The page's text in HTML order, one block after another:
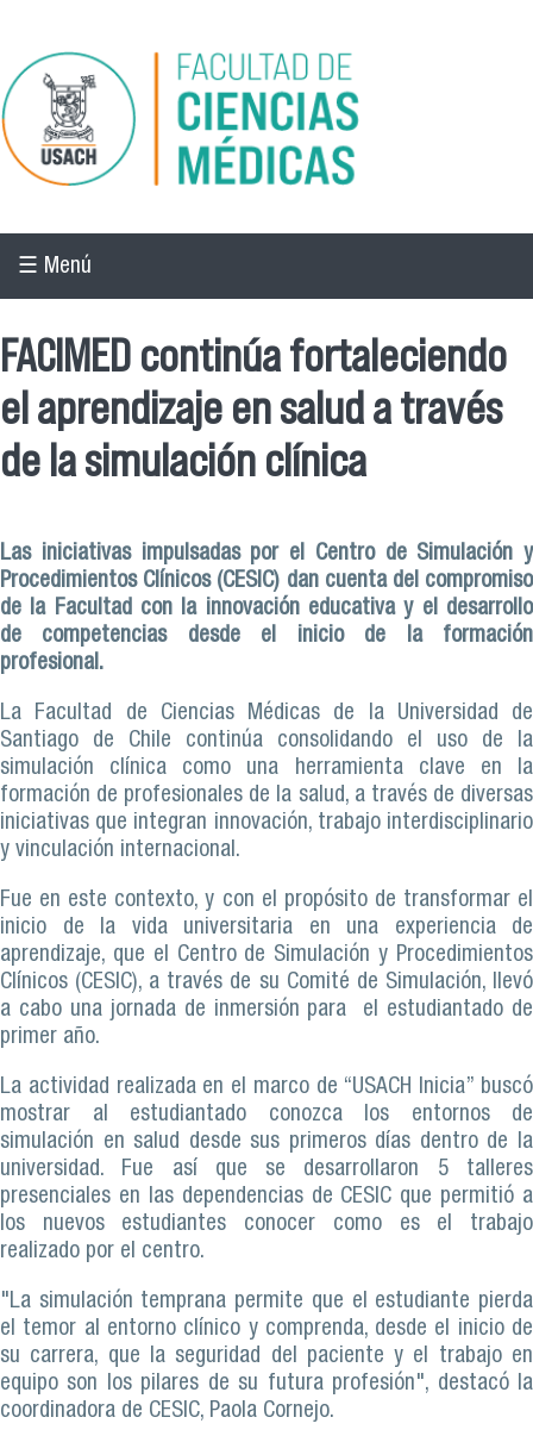
Pasar al contenido principal
☰ Menú
FACIMED continúa fortaleciendo
el aprendizaje en salud a través
de la simulación clínica
Las iniciativas impulsadas por el Centro de Simulación y
Procedimientos Clínicos (CESIC) dan cuenta del compromiso
de la Facultad con la innovación educativa y el desarrollo
de competencias desde el inicio de la formación
profesional.
La Facultad de Ciencias Médicas de la Universidad de
Santiago de Chile continúa consolidando el uso de la
simulación clínica como una herramienta clave en la
formación de profesionales de la salud, a través de diversas
iniciativas que integran innovación, trabajo interdisciplinario
y vinculación internacional.
Fue en este contexto, y con el propósito de transformar el
inicio de la vida universitaria en una experiencia de
aprendizaje, que el Centro de Simulación y Procedimientos
Clínicos (CESIC), a través de su Comité de Simulación, llevó
a cabo una jornada de inmersión para el estudiantado de
primer año.
La actividad realizada en el marco de “USACH Inicia” buscó
mostrar al estudiantado conozca los entornos de
simulación en salud desde sus primeros días dentro de la
universidad. Fue así que se desarrollaron 5 talleres
presenciales en las dependencias de CESIC que permitió a
los nuevos estudiantes conocer como es el trabajo
realizado por el centro.
"La simulación temprana permite que el estudiante pierda
el temor al entorno clínico y comprenda, desde el inicio de
su carrera, que la seguridad del paciente y el trabajo en
equipo son los pilares de su futura profesión", destacó la
coordinadora de CESIC, Paola Cornejo.